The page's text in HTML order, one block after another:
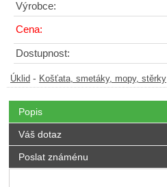
Výrobce:
Cena:
Dostupnost:
Úklid - Košťata, smetáky, mopy, stěrky
Popis
Váš dotaz
Poslat známénu